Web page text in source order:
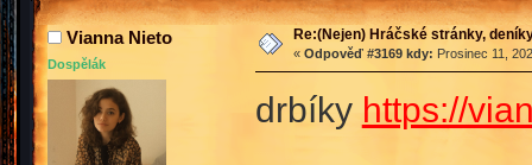
Vianna Nieto
Dospělák
Re:(Nejen) Hráčské stránky,
« Odpověď #3169 kdy: Prosinec 11,
drbíky https://